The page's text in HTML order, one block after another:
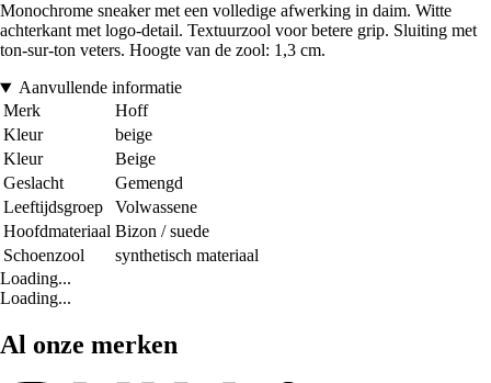
Monochrome sneaker met een volledige afwerking in daim. Witte
achterkant met logo-detail. Textuurzool voor betere grip. Sluiting met
ton-sur-ton veters. Hoogte van de zool: 1,3 cm.
Aanvullende informatie
Merk
Hoff
Kleur
beige
Kleur
Beige
Geslacht
Gemengd
Leeftijdsgroep
Volwassene
Hoofdmateriaal Bizon / suede
Schoenzool
synthetisch materiaal
Loading...
Loading...
Al onze merken